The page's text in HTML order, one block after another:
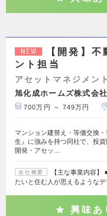
NEW
【開発】
ント担当
アセットマネジメン
旭化成ホームズ株式会社
700万円 ～ 749万円
マンション建替え・等価交換
生』に強みを持つ同社で、投
開発・アセッ…
会社概要
【主な事業内容
たいと住む人が思えるような
興味あ